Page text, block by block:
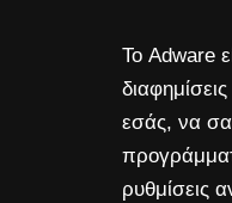
Το Adware
εσάς, να
ρυθμίσεις